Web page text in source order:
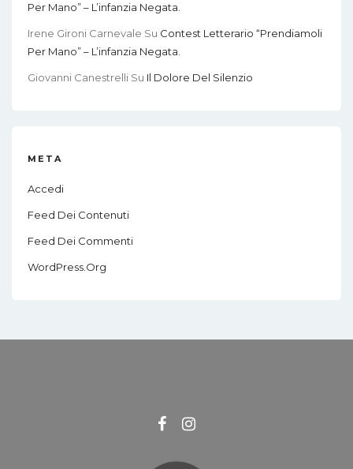
Per Mano” – L’infanzia Negata.
Irene Gironi Carnevale Su Contest Letterario “Prendiamoli
Per Mano” – L’infanzia Negata.
Giovanni Canestrelli Su Il Dolore Del Silenzio
META
Accedi
Feed Dei Contenuti
Feed Dei Commenti
WordPress.org